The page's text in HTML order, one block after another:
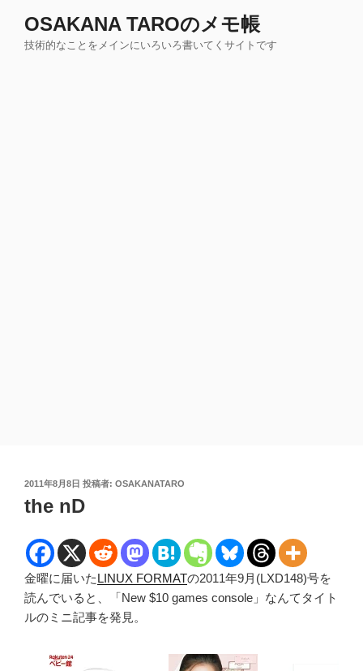
OSAKANA TAROのメモ帳
技術的なことをメインにいろいろ書いてくサイトです
投
稿
日:
2011年8月8日 投稿者: OSAKANATARO
the nD
金曜に届いたLINUX FORMATの2011年9月(LXD148)号を
読んでいると、「New $10 games console」なんてタイト
ルのミニ記事を発見。